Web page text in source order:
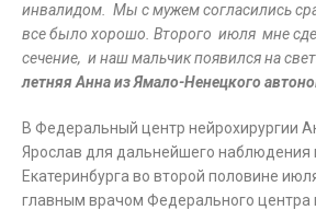
инвалидом. Мы с мужем согласились
все было хорошо. Второго июля мне
сечение, и наш мальчик появился на
летняя Анна из Ямало-Ненецкого
В Федеральный центр нейрохирургии
Ярослав для дальнейшего наблюдения
Екатеринбурга во второй половине
главным врачом Федерального центра